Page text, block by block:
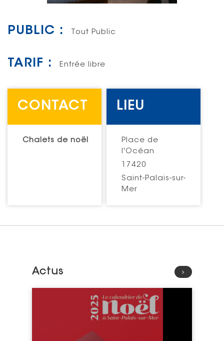
PUBLIC : Tout Public
TARIF : Entrée libre
CONTACT
Chalets de noël
LIEU
Place de
l'Océan
17420
Saint-Palais-sur-
Mer
Actus